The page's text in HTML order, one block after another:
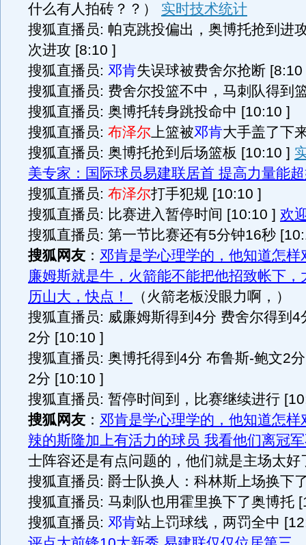
什么有人拍砖？？） 实时技术统计
搜狐直播员: 帕克跳投偏出，奥博托抢到进
次进攻 [8:10 ]
搜狐直播员: 邓肯失误球被费舍尔抢断 [8:10
搜狐直播员: 费舍尔投篮不中，马刺队得到
搜狐直播员: 奥博托转身跳投命中 [10:10 ]
搜狐直播员: 布泽尔上篮被邓肯大手盖了下
搜狐直播员: 奥博托抢到后场篮板 [10:10 ]
美专家：国际球员易建联居首 提高力量能
搜狐直播员: 布泽尔打手犯规 [10:10 ]
搜狐直播员: 比赛进入暂停时间 [10:10 ] 欢
搜狐直播员: 第一节比赛还有5分钟16秒
搜狐网友 ： 邓肯是学心理学的，他知道怎样
廉姆斯就是牛，火箭能不能把他招致帐下，
历山大，快点！
（火箭老板没眼力啊，）
搜狐直播员: 威廉姆斯得到4分 费舍尔得到
2分 [10:10 ]
搜狐直播员: 奥博托得到4分 布鲁斯-鲍文2
2分 [10:10 ]
搜狐直播员: 暂停时间到，比赛继续进行
搜狐网友 ： 邓肯是学心理学的，他知道怎样
辣的斯隆加上有活力的球员 我看他们离冠
士阵容还是有点问题的，他们就是主场太好
搜狐直播员: 爵士队换人：科林斯上场换下
搜狐直播员: 马刺队也用霍里换下了奥博托
搜狐直播员: 邓肯站上罚球线，两罚全中